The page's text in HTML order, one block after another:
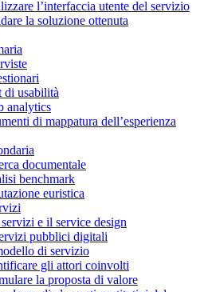
l’interfaccia utente del servizio
la soluzione ottenuta
di usabilità
analytics
di mappatura dell’esperienza
documentale
benchmark
euristica
e il service design
pubblici digitali
di servizio
gli attori coinvolti
la proposta di valore